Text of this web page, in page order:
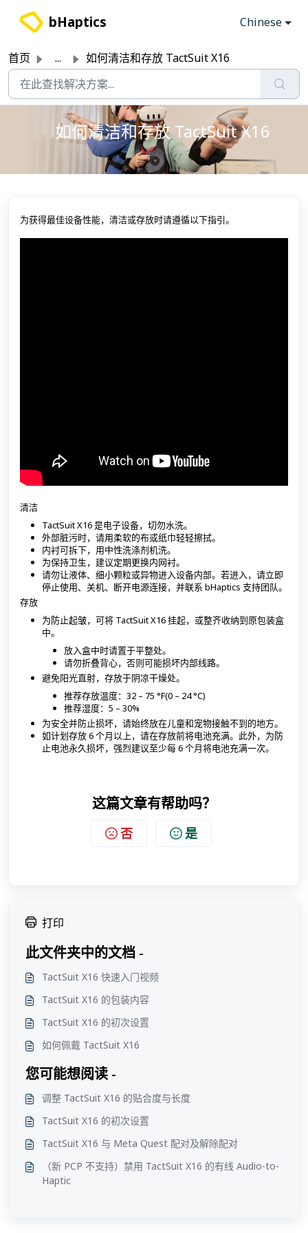
bHaptics Chinese
首页 ... 如何清洁和存放 TactSuit X16
如何清洁和存放 TactSuit X16
为获得最佳设备性能，清洁或存放时请遵循以下指引。
清洁
TactSuit X16 是电子设备，切勿水洗。
外部脏污时，请用柔软的布或纸巾轻轻擦拭。
内衬可拆下，用中性洗涤剂机洗。
为保持卫生，建议定期更换内网衬。
请勿让液体、细小颗粒或异物进入设备内部。若进入，请立即
停止使用、关机、断开电源连接，并联系 bHaptics 支持团队。
存放
为防止起皱，可将 TactSuit X16 挂起，或整齐收纳到原包装盒
中。
放入盒中时请置于平整处。
请勿折叠背心，否则可能损坏内部线路。
避免阳光直射，存放于阴凉干燥处。
推荐存放温度：32 – 75 °F(0 – 24 °C)
推荐湿度：5 – 30%
为安全并防止损坏，请始终放在儿童和宠物接触不到的地方。
如计划存放 6 个月以上，请在存放前将电池充满。此外，为防
止电池永久损坏，强烈建议至少每 6 个月将电池充满一次。
这篇文章有帮助吗？
否 是
打印
此文件夹中的文档 -
TactSuit X16 快速入门视频
TactSuit X16 的包装内容
TactSuit X16 的初次设置
如何佩戴 TactSuit X16
您可能想阅读 -
调整 TactSuit X16 的贴合度与长度
TactSuit X16 的初次设置
TactSuit X16 与 Meta Quest 配对及解除配对
（新 PCP 不支持）禁用 TactSuit X16 的有线 Audio-to-
Haptic